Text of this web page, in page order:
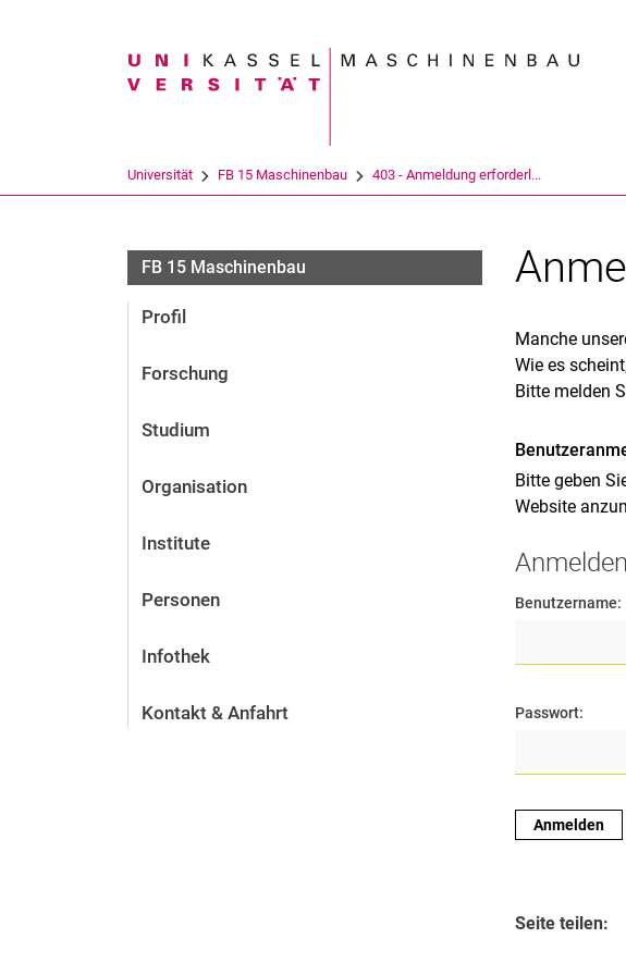
Suchbegriff
Universität FB 15 Maschinenbau 403 - An­mel­dung er­for­der­l...
FB 15 Maschinenbau
Profil
Forschung
Studium
Organisation
Institute
Personen
Infothek
Kontakt & Anfahrt
Manche
Wie es
Bitte melden
Bitte geben
Website
Anmelden
Benutzername:
Passwort:
Seite teilen: